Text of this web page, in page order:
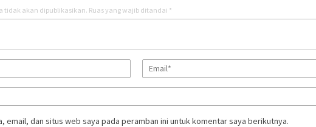
tidak akan dipublikasikan. Ruas yang wajib ditandai *
email, dan situs web saya pada peramban ini untuk komentar saya berikutnya.